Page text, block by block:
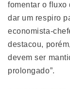
fomentar o
dar um respiro
economista-
destacou,
devem ser
prolongado”.